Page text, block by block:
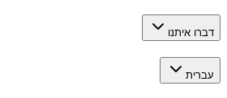
דברו איתנו
עברית